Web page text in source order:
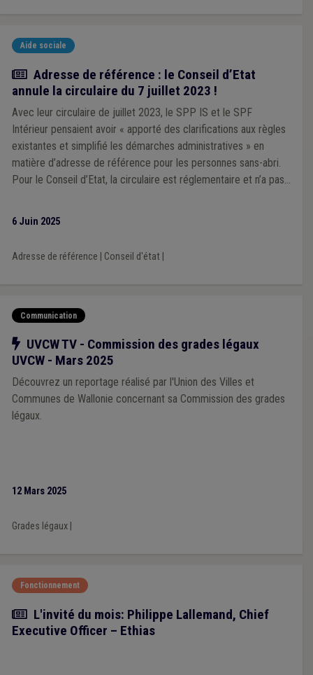
Aide sociale
Actualité
Adresse de référence : le Conseil d’Etat
annule la circulaire du 7 juillet 2023 !
Avec leur circulaire de juillet 2023, le SPP IS et le SPF
Intérieur pensaient avoir « apporté des clarifications aux règles
existantes et simplifié les démarches administratives » en
matière d’adresse de référence pour les personnes sans-abri.
Pour le Conseil d’Etat, la circulaire est réglementaire et n’a pas
6 Juin 2025
Adresse de référence Conseil d'état|
Communication
Notre action
UVCW TV - Commission des grades légaux
UVCW - Mars 2025
Découvrez un reportage réalisé par l'Union des Villes et
Communes de Wallonie concernant sa Commission des grades
légaux.
12 Mars 2025
Grades légaux|
Fonctionnement
Article
L'invité du mois: Philippe Lallemand, Chief
Executive Officer – Ethias